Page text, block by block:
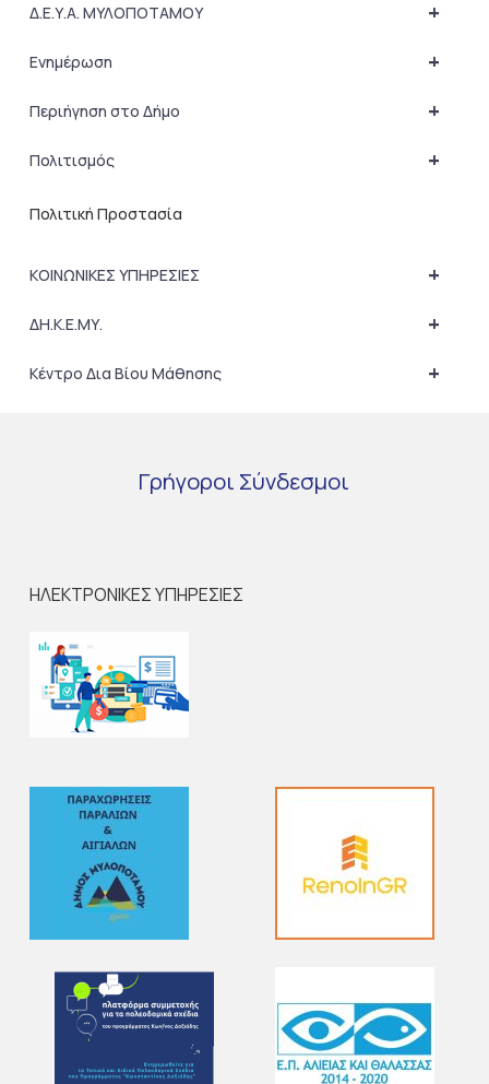
+
Δ.Ε.Υ.Α. ΜΥΛΟΠΟΤΑΜΟΥ
+
Ενημέρωση
+
Περιήγηση στο Δήμο
+
Πολιτισμός
Πολιτική Προστασία
+
ΚΟΙΝΩΝΙΚΕΣ ΥΠΗΡΕΣΙΕΣ
+
ΔΗ.Κ.Ε.ΜΥ.
+
Κέντρο Δια Βίου Μάθησης
Γρήγοροι Σύνδεσμοι
ΗΛΕΚΤΡΟΝΙΚΕΣ ΥΠΗΡΕΣΙΕΣ